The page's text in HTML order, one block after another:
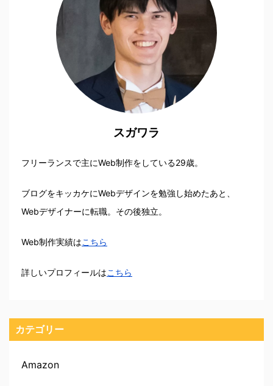
スガワラ
フリーランスで主にWeb制作をしている29歳。
ブログをキッカケにWebデザインを勉強し始めたあと、
Webデザイナーに転職。その後独立。
Web制作実績はこちら
詳しいプロフィールはこちら
カテゴリー
Amazon